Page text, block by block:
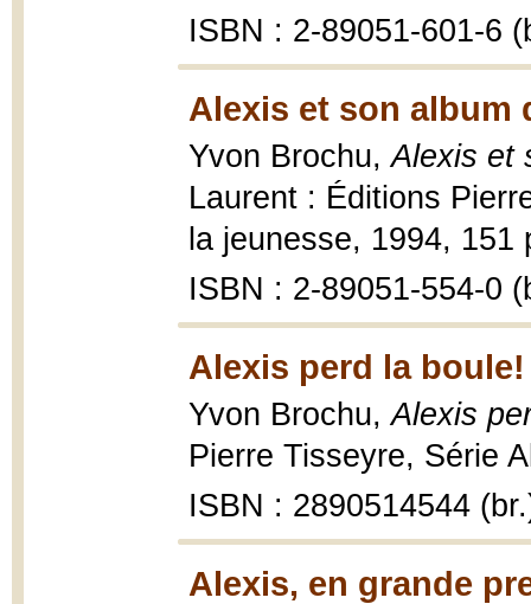
ISBN : 2-89051-601-6
Alexis et son album
Yvon Brochu,Alexis et
Laurent : Éditions
la jeunesse, 1994,
ISBN : 2-89051-554-0
Alexis perd la boule!
Yvon Brochu,Alexis
Pierre Tisseyre, Série
ISBN : 2890514544
Alexis, en grande